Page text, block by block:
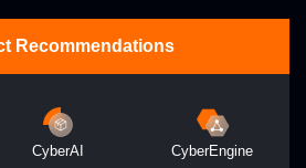
Recommendations
CyberAI CyberEngine